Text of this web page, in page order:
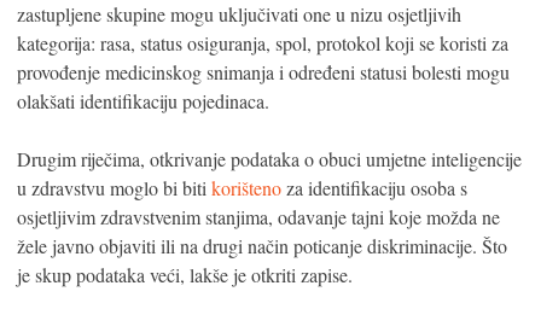
zastupljene skupine mogu uključivati ​​one u nizu osjetljivih
kategorija: rasa, status osiguranja, spol, protokol koji se koristi za
provođenje medicinskog snimanja i određeni statusi bolesti mogu
olakšati identifikaciju pojedinaca.
Drugim riječima, otkrivanje podataka o obuci umjetne inteligencije
u zdravstvu moglo bi bitikorištenoza identifikaciju osoba s
osjetljivim zdravstvenim stanjima, odavanje tajni koje možda ne
žele javno objaviti ili na drugi način poticanje diskriminacije. Što
je skup podataka veći, lakše je otkriti zapise.